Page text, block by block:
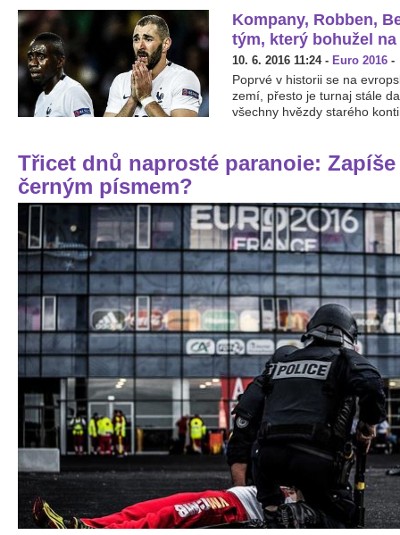
Kompany, Robben,
tým, který bohužel
10. 6. 2016 11:24- Euro 2016 -
Poprvé v historii se na
zemí, přesto je turnaj stále
všechny hvězdy starého
Třicet dnů naprosté paranoie:
černým písmem?